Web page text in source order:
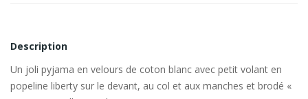
Description
Un joli pyjama en velours de coton blanc avec petit volant en
popeline liberty sur le devant, au col et aux manches et brodé «